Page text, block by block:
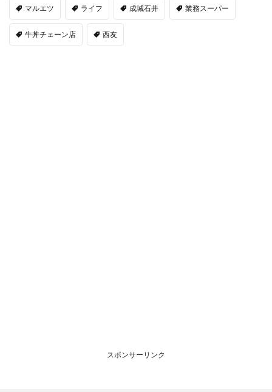
マルエツ ライフ 成城石井 業務スーパー
牛丼チェーン店 西友
スポンサーリンク